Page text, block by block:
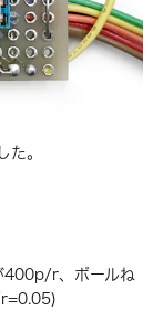
。
400p/r、ボールね